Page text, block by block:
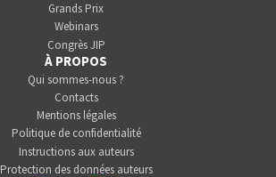
Grands Prix
Webinars
Congrès JIP
À PROPOS
Qui sommes-nous ?
Contacts
Mentions légales
Politique de confidentialité
Instructions aux auteurs
Protection des données auteurs